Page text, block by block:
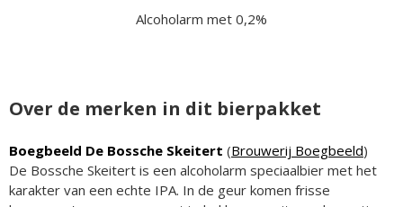
Alcoholarm met 0,2%
Over de merken in dit bierpakket
Boegbeeld De Bossche Skeitert (Brouwerij Boegbeeld)
De Bossche Skeitert is een alcoholarm speciaalbier met het
karakter van een echte IPA. In de geur komen frisse